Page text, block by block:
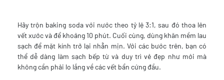
Hãy trộn baking soda với nước theo tỷ lệ 3:1, sau đó thoa lên
vết xước và để khoảng 10 phút. Cuối cùng, dùng khăn mềm lau
sạch để mặt kính trở lại nhẵn mịn. Với các bước trên, bạn có
thể dễ dàng làm sạch bếp từ và duy trì vẻ đẹp như mới mà
không cần phải lo lắng về các vết bẩn cứng đầu.